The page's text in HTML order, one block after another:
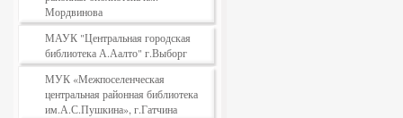
Мордвинова
МАУК "Центральная городская
библиотека А.Аалто" г.Выборг
МУК «Межпоселенческая
центральная районная библиотека
им.А.С.Пушкина», г.Гатчина